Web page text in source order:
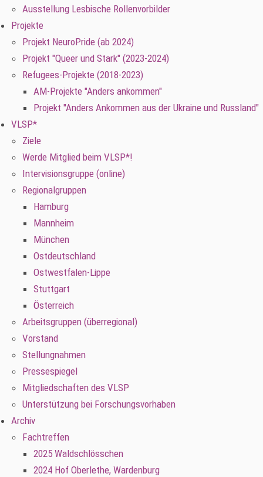
Ausstellung Lesbische Rollenvorbilder
Projekte
Projekt NeuroPride (ab 2024)
Projekt "Queer und Stark" (2023-2024)
Refugees-Projekte (2018-2023)
AM-Projekte "Anders ankommen"
Projekt "Anders Ankommen aus der Ukraine und Russland"
VLSP*
Ziele
Werde Mitglied beim VLSP*!
Intervisionsgruppe (online)
Regionalgruppen
Hamburg
Mannheim
München
Ostdeutschland
Ostwestfalen-Lippe
Stuttgart
Österreich
Arbeitsgruppen (überregional)
Vorstand
Stellungnahmen
Pressespiegel
Mitgliedschaften des VLSP
Unterstützung bei Forschungsvorhaben
Archiv
Fachtreffen
2025 Waldschlösschen
2024 Hof Oberlethe, Wardenburg